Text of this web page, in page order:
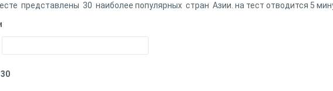
представлены 30 наиболее популярных стран Азии. на тест отводится 5
30